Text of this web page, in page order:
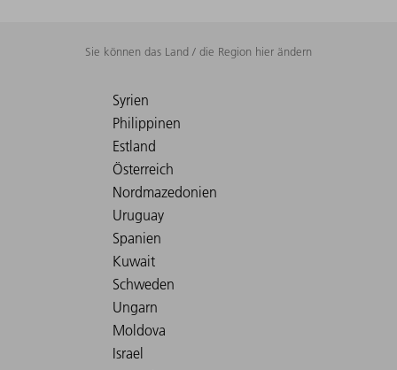
Sie können das Land / die Region hier ändern